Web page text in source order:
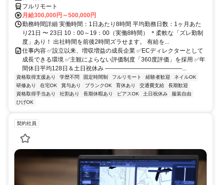
フルリモート
月給300,000円～500,000円
勤務時間詳細 実働時間：1日あたり8時間 平均勤務日数：1ヶ月あた
り21日 〜 23日 10：00～19：00（実働8時間） ＊柔軟な「ズレ勤制
度」あり！ 出社時間を前後2時間ズラせます。 有給を...
仕事内容 ✅設立以来、増収増益の成長企業 ✅ECディレクターとして
成長できる環境 ✅主観によらない評価制度「360度評価」を採用 ✅年
間休日平均128日＆土日祝休み ―――――――――――――...
資格取得支援あり 学歴不問 固定時間制 フルリモート 経験者歓迎
ネイルOK
研修あり
在宅OK 賞与あり ブランクOK 育休あり 交通費支給
長期歓迎
資格取得手当あり
社割あり 長期休暇あり ピアスOK 土日祝休み
服装自由
ひげOK
契約社員